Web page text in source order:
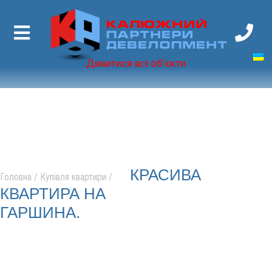
Калюжний
Партнери
Девелопмент
Дивитися всі об'єкти
Головна / Купівля квартири /
КРАСИВА
КВАРТИРА НА
ГАРШИНА.